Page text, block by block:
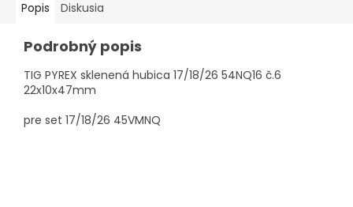
Popis Diskusia
Podrobný popis
TIG PYREX sklenená hubica 17/18/26 54NQ16 č.6
22x10x47mm
pre set 17/18/26 45VMNQ